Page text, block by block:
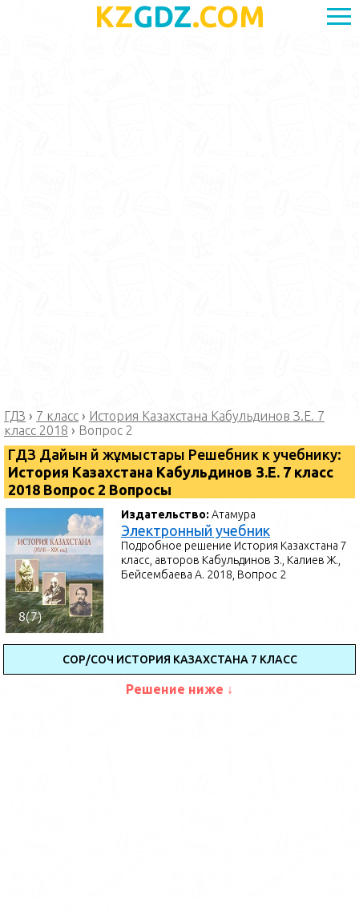
KZGDZ.COM
ГДЗ › 7 класс › История Казахстана Кабульдинов З.Е. 7
класс 2018 › Вопрос 2
ГДЗ Дайын үй жұмыстары Решебник к учебнику:
История Казахстана Кабульдинов З.Е. 7 класс
2018 Вопрос 2 Вопросы
Издательство:Атамура
Электронный учебник
Подробное решение История Казахстана 7
класс, авторов Кабульдинов З., Калиев Ж.,
Бейсембаева А. 2018, Вопрос 2
СОР/СОЧ ИСТОРИЯ КАЗАХСТАНА 7 КЛАСС
Решение ниже ↓